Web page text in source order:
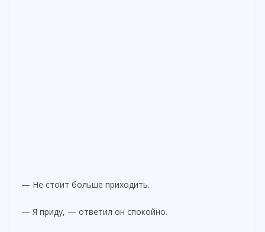
— Не стоит больше приходить.
— Я приду, — ответил он спокойно.